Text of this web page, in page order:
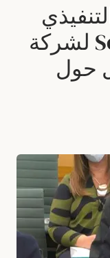
لشركة South Water مكافأة
حول